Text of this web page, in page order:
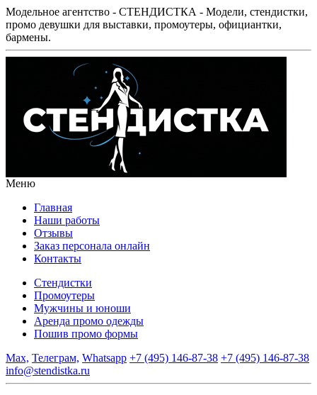
Модельное агентство - СТЕНДИСТКА - Модели, стендистки,
промо девушки для выставки, промоутеры, официантки,
бармены.
Меню
Главная
Наши работы
Отзывы
Заказ персонала онлайн
Контакты
Стендистки
Промоутеры
Мужчины и юноши
Аренда промо одежды
Пошив промо формы
Max, Телеграм, Whatsapp +7 (495) 146-87-38 +7 (495) 146-87-38
info@stendistka.ru